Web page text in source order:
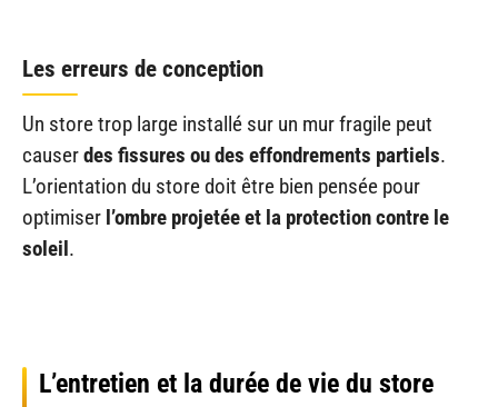
Les erreurs de conception
Un store trop large installé sur un mur fragile peut
causerdes fissures ou des effondrements partiels.
L’orientation du store doit être bien pensée pour
optimiser l’ombre projetée et la protection contre le
soleil.
L’entretien et la durée de vie du store